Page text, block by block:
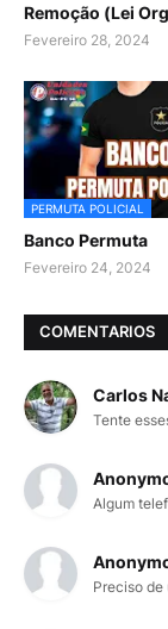
Remoção (Lei
Fevereiro 28, 2024
PERMUTA POLICIAL
Banco Permuta
Fevereiro 24, 2024
COMENTARIOS
Carlos
Tente
Algum
Preciso